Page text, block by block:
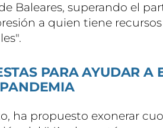
Baleares, superando el
a quien tiene
PARA AYUDAR A
ha propuesto exonerar